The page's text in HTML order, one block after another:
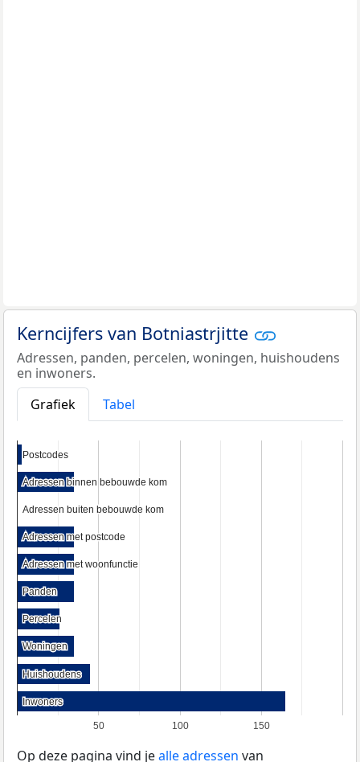
Kerncijfers van Botniastrjitte
Adressen, panden, percelen, woningen, huishoudens
en inwoners.
Grafiek
Tabel
50 100 150
Postcodes
Postcodes
Adressen binnen bebouwde kom
Adressen binnen bebouwde kom
Adressen buiten bebouwde kom
Adressen buiten bebouwde kom
Adressen met postcode
Adressen met postcode
Adressen met woonfunctie
Adressen met woonfunctie
Panden
Panden
Percelen
Percelen
Woningen
Woningen
Huishoudens
Huishoudens
Inwoners
Inwoners
Op deze pagina vind jealle adressen van